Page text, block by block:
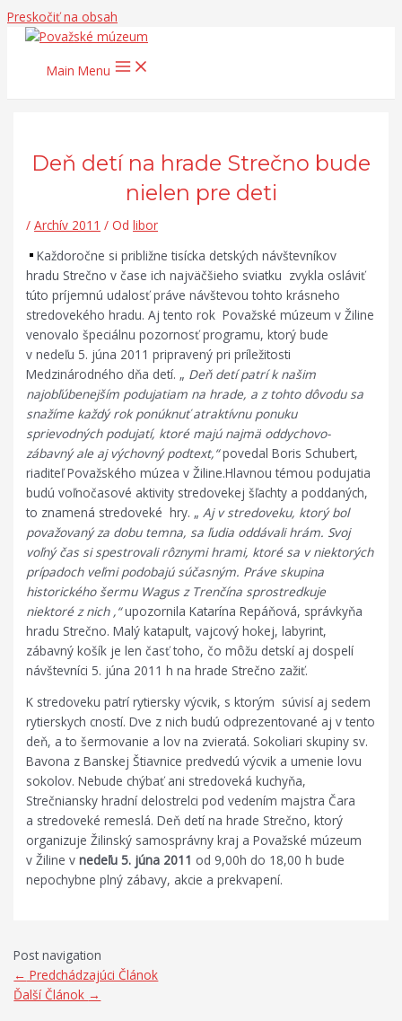
Preskočiť na obsah
Main Menu
Deň detí na hrade Strečno bude
nielen pre deti
/Archív 2011 / Od libor
Každoročne si približne tisícka detských návštevníkov
hradu Strečno v čase ich najväčšieho sviatku zvykla osláviť
túto príjemnú udalosť práve návštevou tohto krásneho
stredovekého hradu. Aj tento rok Považské múzeum v Žiline
venovalo špeciálnu pozornosť programu, ktorý bude
v nedeľu 5. júna 2011 pripravený pri príležitosti
Medzinárodného dňa detí. „ Deň detí patrí k našim
najobľúbenejším podujatiam na hrade, a z tohto dôvodu sa
snažíme každý rok ponúknuť atraktívnu ponuku
sprievodných podujatí, ktoré majú najmä oddychovo-
zábavný ale aj výchovný podtext,“povedal Boris Schubert,
riaditeľ Považského múzea v Žiline.Hlavnou témou podujatia
budú voľnočasové aktivity stredovekej šľachty a poddaných,
to znamená stredoveké hry. „ Aj v stredoveku, ktorý bol
považovaný za dobu temna, sa ľudia oddávali hrám. Svoj
voľný čas si spestrovali rôznymi hrami, ktoré sa v niektorých
prípadoch veľmi podobajú súčasným. Práve skupina
historického šermu Wagus z Trenčína sprostredkuje
niektoré z nich ,“upozornila Katarína Repáňová, správkyňa
hradu Strečno. Malý katapult, vajcový hokej, labyrint,
zábavný košík je len časť toho, čo môžu detskí aj dospelí
návštevníci 5. júna 2011 h na hrade Strečno zažiť.
K stredoveku patrí rytiersky výcvik, s ktorým súvisí aj sedem
rytierskych cností. Dve z nich budú odprezentované aj v tento
deň, a to šermovanie a lov na zvieratá. Sokoliari skupiny sv.
Bavona z Banskej Štiavnice predvedú výcvik a umenie lovu
sokolov. Nebude chýbať ani stredoveká kuchyňa,
Strečniansky hradní delostrelci pod vedením majstra Čara
a stredoveké remeslá. Deň detí na hrade Strečno, ktorý
organizuje Žilinský samosprávny kraj a Považské múzeum
v Žiline vnedeľu 5. júna 2011 od 9,00h do 18,00 h bude
nepochybne plný zábavy, akcie a prekvapení.
Post navigation
← Predchádzajúci Článok
Ďalší Článok →